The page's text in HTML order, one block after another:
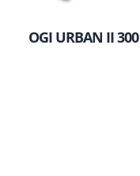
OGI URBAN II 300